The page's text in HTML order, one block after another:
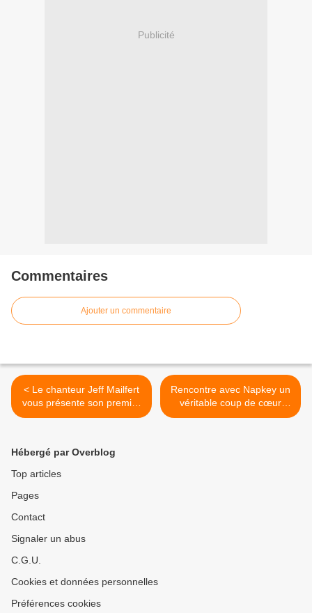
Publicité
Commentaires
Ajouter un commentaire
< Le chanteur Jeff Mailfert
vous présente son premier
EP et ses prochains projets
Rencontre avec Napkey un
véritable coup de cœur
scénique et musical ! >
Hébergé par Overblog
Top articles
Pages
Contact
Signaler un abus
C.G.U.
Cookies et données personnelles
Préférences cookies